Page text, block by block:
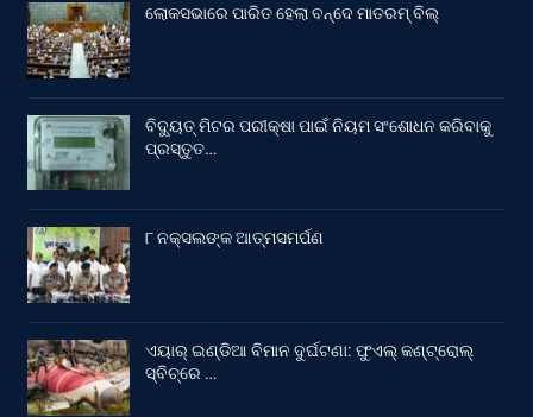
ଲୋକସଭାରେ ପାରିତ ହେଲା ବନ୍ଦେ ମାତରମ୍‌ ବିଲ୍‌
ବିଦ୍ୟୁତ୍ ମିଟର ପରୀକ୍ଷା ପାଇଁ ନିୟମ ସଂଶୋଧନ କରିବାକୁ
ପ୍ରସ୍ତୁତ…
୮ ନକ୍ସଲଙ୍କ ଆତ୍ମସମର୍ପଣ
ଏୟାର୍ ଇଣ୍ଡିଆ ବିମାନ ଦୁର୍ଘଟଣା: ଫୁଏଲ୍‌ କଣ୍ଟ୍ରୋଲ୍‌
ସ୍ବିଚ୍‌ରେ …